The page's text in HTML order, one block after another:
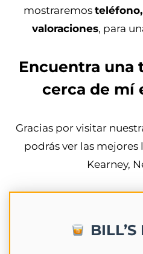
mostraremos
valoraciones, para
Encuentra una
cerca de mí
Gracias por visitar
podrás ver las
Kearney,